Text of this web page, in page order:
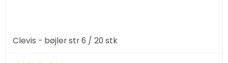
Clevis - bøjler str 6 / 20 stk